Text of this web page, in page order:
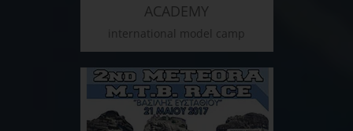
ACADEMY
international model camp